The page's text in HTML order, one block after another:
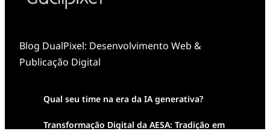
Blog DualPixel: Desenvolvimento Web &
Publicação Digital
Qual seu time na era da IA generativa?
Transformação Digital da AESA: Tradição em